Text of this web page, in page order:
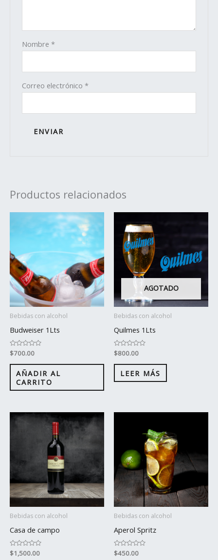
Nombre*
Correo electrónico*
Productos relacionados
Bebidas con alcohol
Budweiser 1Lts
Valorado
con
0
$700.00
AÑADIR AL
CARRITO
AGOTADO
Bebidas con alcohol
Quilmes 1Lts
Valorado
con
0
$800.00
LEER MÁS
Bebidas con alcohol
Casa de campo
Valorado
con
$1,500.00
Bebidas con alcohol
Aperol Spritz
Valorado
con
$450.00